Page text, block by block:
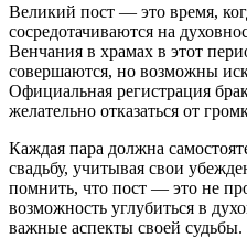
Великий пост — это время,
сосредотачиваются на
Венчания в храмах в этот
совершаются, но возможны
Официальная регистрация
желательно отказаться от
Каждая пара должна
свадьбу, учитывая свои
помнить, что пост — это не
возможность углубиться в
важные аспекты своей судьбы.